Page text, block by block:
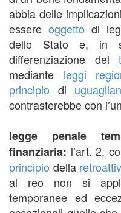
abbia delle
essere oggetto di
dello Stato e, in
differenziazione del
mediante leggi
principio di
contrasterebbe con
legge penale
finanziaria: l’art. 2,
principio della
al reo non si
temporanee ed